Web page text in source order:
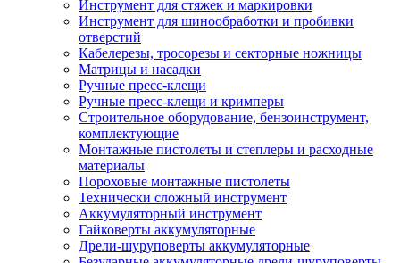
Инструмент для стяжек и маркировки
Инструмент для шинообработки и пробивки
отверстий
Кабелерезы, тросорезы и секторные ножницы
Матрицы и насадки
Ручные пресс-клещи
Ручные пресс-клещи и кримперы
Строительное оборудование, бензоинструмент,
комплектующие
Монтажные пистолеты и степлеры и расходные
материалы
Пороховые монтажные пистолеты
Технически сложный инструмент
Аккумуляторный инструмент
Гайковерты аккумуляторные
Дрели-шуруповерты аккумуляторные